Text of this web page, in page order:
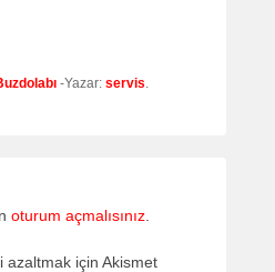
-Yazar: servis
oturum açmalısınız
azaltmak için Akismet